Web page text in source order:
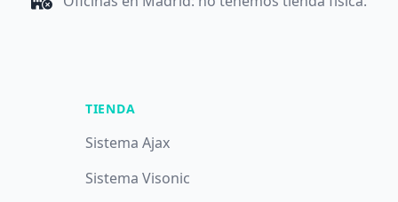
TIENDA
Sistema Ajax
Sistema Visonic